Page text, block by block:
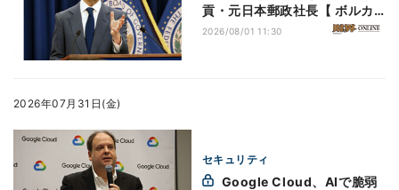
貢・元日本郵政社長【 ボルカ
ーとグリーンスパン、 そして
2026/08/01 11:30
2026年07月31日(金)
セキュリティ